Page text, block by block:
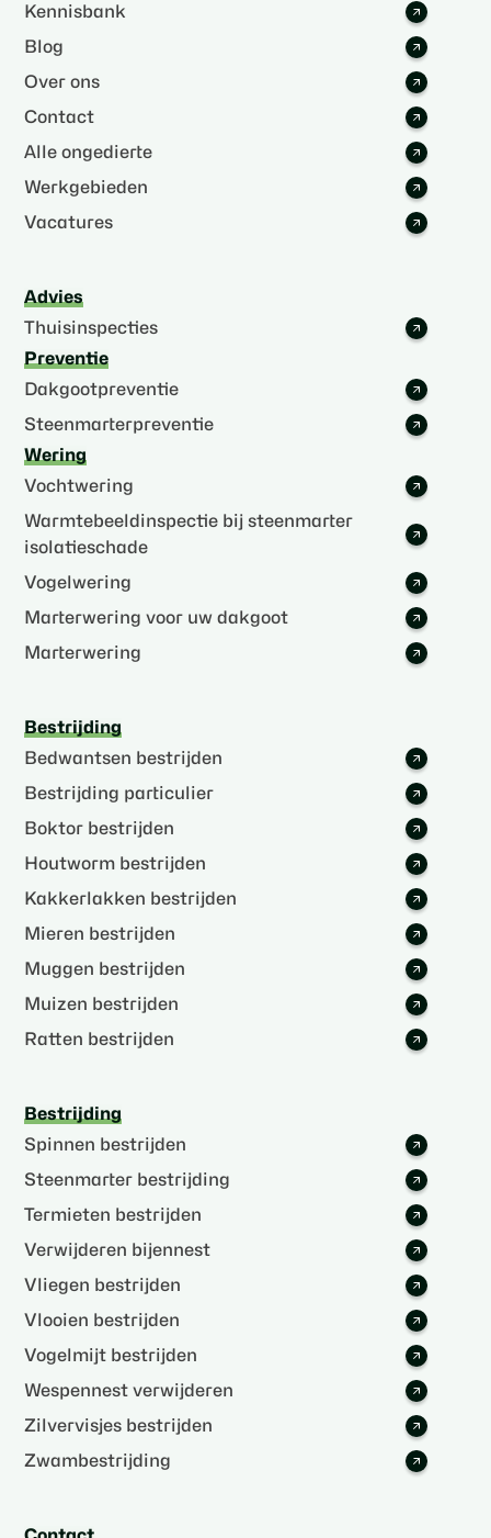
Kennisbank
Blog
Over ons
Contact
Alle ongedierte
Werkgebieden
Vacatures
Advies
Thuisinspecties
Preventie
Dakgootpreventie
Steenmarterpreventie
Wering
Vochtwering
Warmtebeeldinspectie bij steenmarter
isolatieschade
Vogelwering
Marterwering voor uw dakgoot
Marterwering
Bestrijding
Bedwantsen bestrijden
Bestrijding particulier
Boktor bestrijden
Houtworm bestrijden
Kakkerlakken bestrijden
Mieren bestrijden
Muggen bestrijden
Muizen bestrijden
Ratten bestrijden
Bestrijding
Spinnen bestrijden
Steenmarter bestrijding
Termieten bestrijden
Verwijderen bijennest
Vliegen bestrijden
Vlooien bestrijden
Vogelmijt bestrijden
Wespennest verwijderen
Zilvervisjes bestrijden
Zwambestrijding